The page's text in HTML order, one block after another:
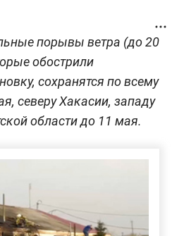
порывы ветра (до 20
обострили
сохранятся по всему
северу Хакасии, западу
области до 11 мая.